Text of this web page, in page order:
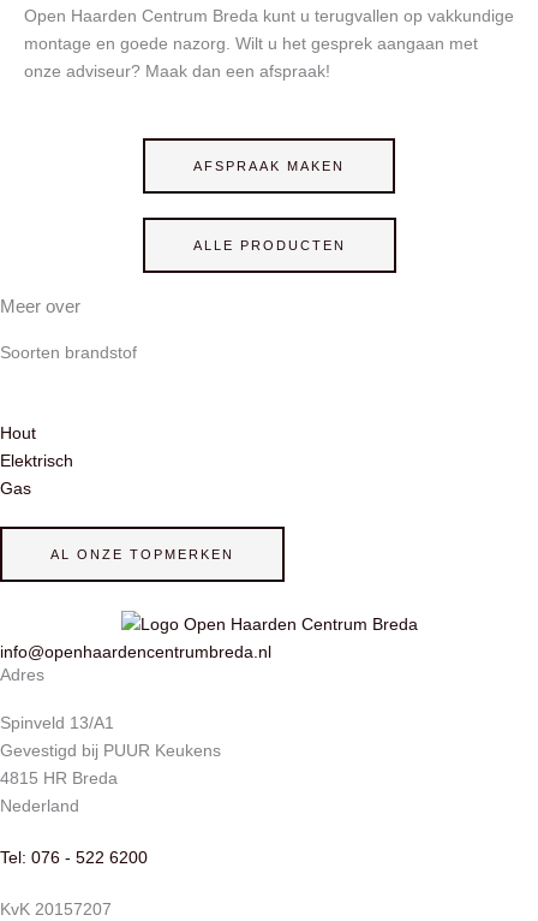
Open Haarden Centrum Breda kunt u terugvallen op vakkundige
montage en goede nazorg. Wilt u het gesprek aangaan met
onze adviseur? Maak dan een afspraak!
AFSPRAAK MAKEN
ALLE PRODUCTEN
Meer over
Soorten brandstof
Hout
Elektrisch
Gas
AL ONZE TOPMERKEN
info@openhaardencentrumbreda.nl
Adres
Spinveld 13/A1
Gevestigd bij PUUR Keukens
4815 HR Breda
Nederland
Tel: 076 - 522 6200
KvK 20157207